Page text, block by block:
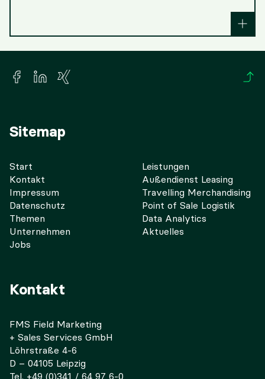
Kontakt
FMS Field Marketing
+ Sales Services GmbH
Löhrstraße 4-6
D – 04105 Leipzig
Tel. +49 (0)341 / 64 97 6-0
Sitemap
Start
Kontakt
Impressum
Datenschutz
Themen
Unternehmen
Jobs
Leistungen
Außendienst Leasing
Travelling Merchandising
Point of Sale Logistik
Data Analytics
Aktuelles